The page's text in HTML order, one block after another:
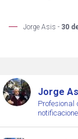
Jorge Asis - 30
Jorge
Profesional